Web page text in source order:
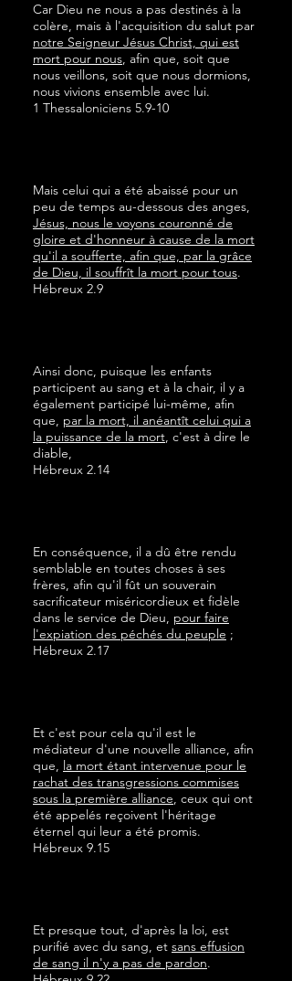
Car Dieu ne nous a pas destinés à la
colère, mais à l'acquisition du salut par
notre Seigneur Jésus Christ, qui est
mort pour nous, afin que, soit que
nous veillons, soit que nous dormions,
nous vivions ensemble avec lui.
1 Thessaloniciens 5.9-10
Mais celui qui a été abaissé pour un
peu de temps au-dessous des anges,
Jésus, nous le voyons couronné de
gloire et d'honneur à cause de la mort
qu'il a soufferte, afin que, par la grâce
de Dieu, il souffrît la mort pour tous.
Hébreux 2.9
Ainsi donc, puisque les enfants
participent au sang et à la chair, il y a
également participé lui-même, afin
que, par la mort, il anéantît celui qui a
la puissance de la mort, c'est à dire le
diable,
Hébreux 2.14
En conséquence, il a dû être rendu
semblable en toutes choses à ses
frères, afin qu'il fût un souverain
sacrificateur miséricordieux et fidèle
dans le service de Dieu, pour faire
l'expiation des péchés du peuple ;
Hébreux 2.17
Et c'est pour cela qu'il est le
médiateur d'une nouvelle alliance, afin
que, la mort étant intervenue pour le
rachat des transgressions commises
sous la première alliance, ceux qui ont
été appelés reçoivent l'héritage
éternel qui leur a été promis.
Hébreux 9.15
Et presque tout, d'après la loi, est
purifié avec du sang, et sans effusion
de sang il n'y a pas de pardon.